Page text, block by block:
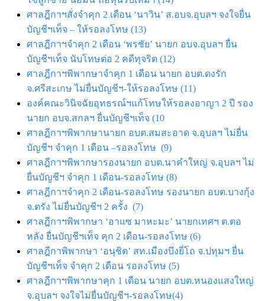
ศาลฎีกาฯสั่งจำคุก 2 เดือน ‘นาวิน’ ส.อบจ.อุบลฯ จงใจยื่น
บัญชีฯเท็จ – ให้รอลงโทษ (13)
ศาลฎีกาฯจำคุก 2 เดือน ‘พรชัย’ นายก อบจ.อุบลฯ ยื่น
บัญชีฯเท็จ นับโทษต่อ 2 คดีทุจริต (12)
ศาลฎีกาฯพิพากษาจำคุก 1 เดือน นายก อบต.ดงรัก
จ.ศรีสะเกษ ไม่ยื่นบัญชีฯ-ให้รอลงโทษ (11)
องค์คณะวินิจฉัยอุทธรณ์ฯแก้โทษให้รอลงอาญา 2 ปี รอง
นายก อบจ.สกลฯ ยื่นบัญชีฯเท็จ (10
ศาลฎีกาฯพิพากษานายก อบต.สมสะอาด จ.อุบลฯ ไม่ยื่น
บัญชีฯ จำคุก 1 เดือน –รอลงโทษ (9)
ศาลฎีกาฯพิพากษารองนายก อบต.นาคำใหญ่ จ.อุบลฯ ไม่
ยื่นบัญชีฯ จำคุก 1 เดือน-รอลงโทษ (8)
ศาลฎีกาฯจำคุก 2 เดือน-รอลงโทษ รองนายก อบต.บางกุ้ง
จ.ตรัง ไม่ยื่นบัญชีฯ 2 ครั้ง (7)
ศาลฎีกาฯพิพากษา ‘อาแซ มาหะมะ’ นายกเทศฯ ต.ตอ
หลัง ยื่นบัญชีฯเท็จ คุก 2 เดือน-รอลงโทษ (6)
ศาลฎีกาพิพากษา ‘อนุชิต’ สท.เมืองบึงยี่โถ จ.ปทุมฯ ยื่น
บัญชีฯเท็จ จําคุก 2 เดือน รอลงโทษ (5)
ศาลฎีกาฯพิพากษาคุก 1 เดือน นายก อบต.หนองแสงใหญ่
จ.อุบลฯ จงใจไม่ยื่นบัญชีฯ-รอลงโทษ(4)